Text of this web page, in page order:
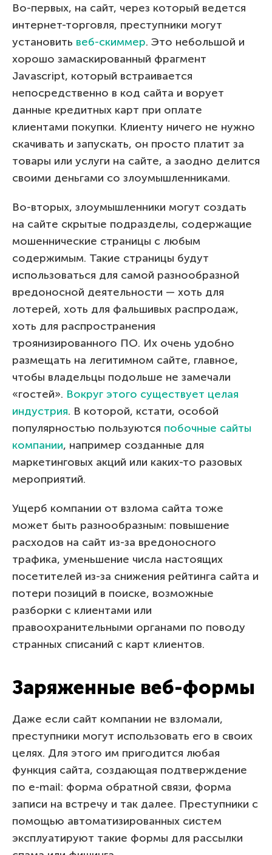
Во-первых, на сайт, через который ведется
интернет-торговля, преступники могут
установить веб-скиммер. Это небольшой и
хорошо замаскированный фрагмент
Javascript, который встраивается
непосредственно в код сайта и ворует
данные кредитных карт при оплате
клиентами покупки. Клиенту ничего не нужно
скачивать и запускать, он просто платит за
товары или услуги на сайте, а заодно делится
своими деньгами со злоумышленниками.
Во-вторых, злоумышленники могут создать
на сайте скрытые подразделы, содержащие
мошеннические страницы с любым
содержимым. Такие страницы будут
использоваться для самой разнообразной
вредоносной деятельности — хоть для
лотерей, хоть для фальшивых распродаж,
хоть для распространения
троянизированного ПО. Их очень удобно
размещать на легитимном сайте, главное,
чтобы владельцы подольше не замечали
«гостей». Вокруг этого существует целая
индустрия. В которой, кстати, особой
популярностью пользуются побочные сайты
компании, например созданные для
маркетинговых акций или каких-то разовых
мероприятий.
Ущерб компании от взлома сайта тоже
может быть разнообразным: повышение
расходов на сайт из-за вредоносного
трафика, уменьшение числа настоящих
посетителей из-за снижения рейтинга сайта и
потери позиций в поиске, возможные
разборки с клиентами или
правоохранительными органами по поводу
странных списаний с карт клиентов.
Заряженные веб-формы
Даже если сайт компании не взломали,
преступники могут использовать его в своих
целях. Для этого им пригодится любая
функция сайта, создающая подтверждение
по e-mail: форма обратной связи, форма
записи на встречу и так далее. Преступники с
помощью автоматизированных систем
эксплуатируют такие формы для рассылки